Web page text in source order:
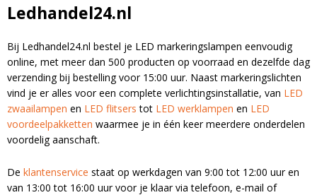
Ledhandel24.nl
Bij Ledhandel24.nl bestel je LED markeringslampen eenvoudig
online, met meer dan 500 producten op voorraad en dezelfde dag
verzending bij bestelling voor 15:00 uur. Naast markeringslichten
vind je er alles voor een complete verlichtingsinstallatie, van LED
zwaailampen en LED flitsers tot LED werklampen en LED
voordeelpakketten waarmee je in één keer meerdere onderdelen
voordelig aanschaft.
De klantenservice staat op werkdagen van 9:00 tot 12:00 uur en
van 13:00 tot 16:00 uur voor je klaar via telefoon, e-mail of